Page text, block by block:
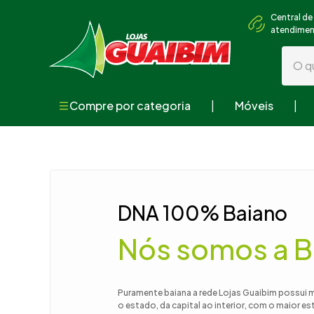
Central de
O
Compre por categoria Móveis
DNA 100% Baiano
Nós somos a
Puramente baiana a rede Lojas Guaibim
o estado, da capital ao interior, com o maior
Termos
4º
sofá
6
cama
7º
tv